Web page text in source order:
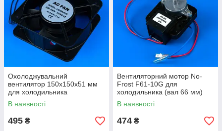
Охолоджувальний
вентилятор 150x150x51 мм
для холодильника
В наявності
495 ₴
Вентиляторний мотор No-
Frost F61-10G для
холодильника (вал 66 мм)
В наявності
474 ₴